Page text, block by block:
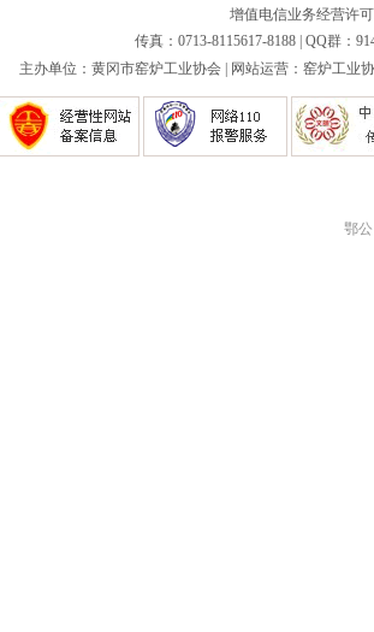
增值电信业务经营许
传真：0713-8115617-8188 | QQ群：
主办单位：黄冈市窑炉工业协会 | 网站运营：窑炉工业
鄂公